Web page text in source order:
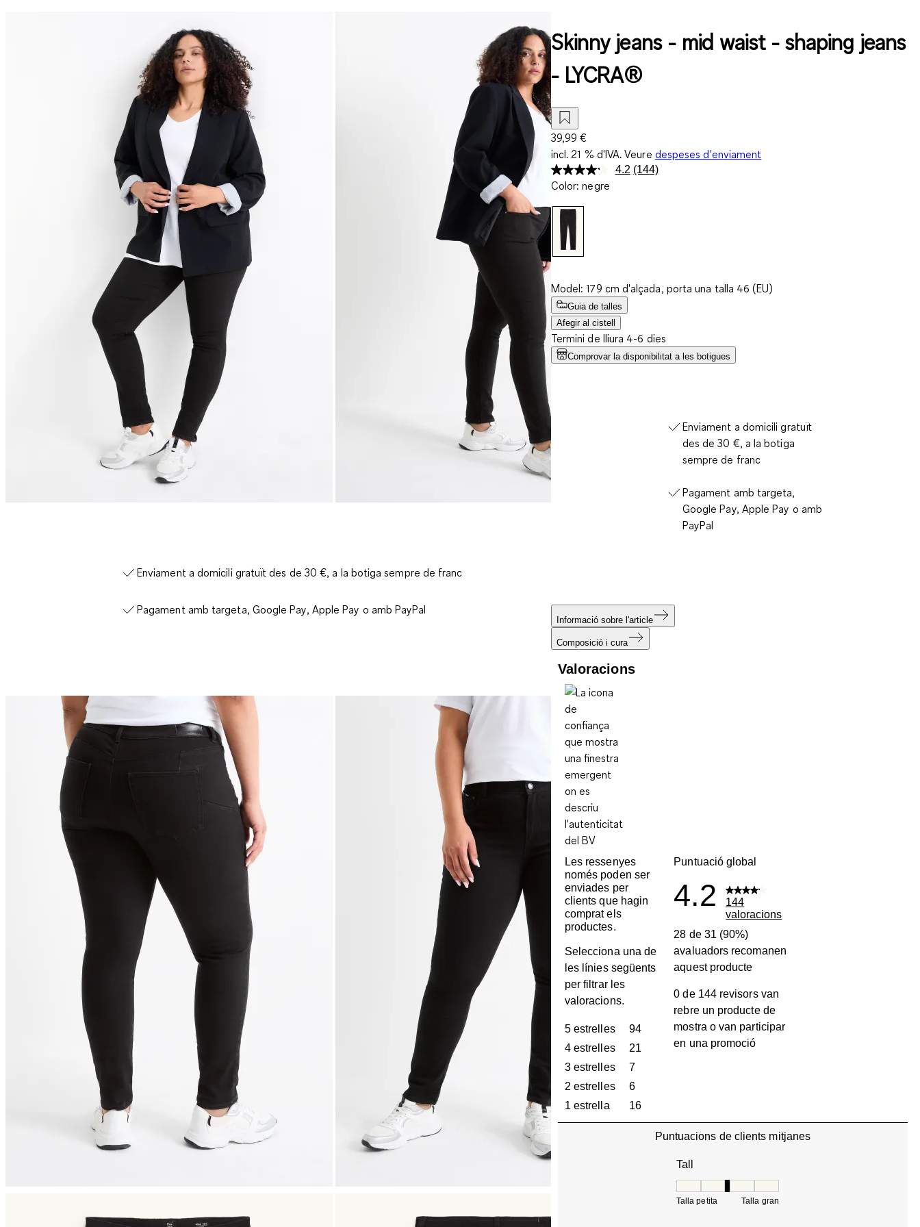
Enviament a domicili gratuït des de 30 €, a la botiga sempre de franc
Pagament amb targeta, Google Pay, Apple Pay o amb PayPal
Skinny jeans - mid waist - shaping jeans
- LYCRA®
39,99 €
incl. 21 % d'IVA. Veure despeses d'enviament
4.2 Llegeix
(144)
Color: negre
Model: 179 cm d'alçada, porta una talla 46 (EU)
Guia de talles
Afegir al cistell
Termini de lliura 4-6 dies
Comprovar la disponibilitat a les botigues
Enviament a domicili gratuït
des de 30 €, a la botiga
sempre de franc
Pagament amb targeta,
Google Pay, Apple Pay o amb
PayPal
Informació sobre l'article
Composició i cura
Valoracions
Les ressenyes
només poden ser
enviades per
clients que hagin
comprat els
productes.
Selecciona una de
les línies següents
per filtrar les
valoracions.
5 estrellesestrelles
94
94 valoracions amb 5 estrelles.
4 estrellesestrelles
21
21 valoracions amb 4 estrelles.
3 estrellesestrelles
7
7 valoracions amb 3 estrelles.
2 estrellesestrelles
6
6 valoracions amb 2 estrelles.
1 estrellaestrelles
16
16 valoracions amb 1 estrella.
Puntuació global
4.2
144
valoracions
28 de 31 (90%)
avaluadors recomanen
aquest producte
0 de 144 revisors van
rebre un producte de
mostra o van participar
en una promoció
Puntuacions de clients mitjanes
Tall
Talla petita Talla gran